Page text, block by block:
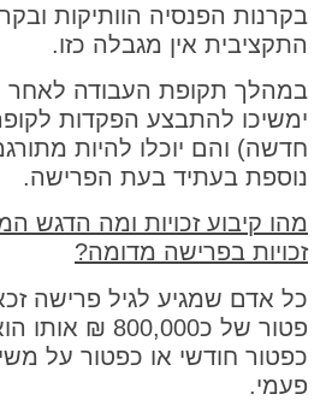
בקרנות הפנסיה הוותיקות
התקציבית אין מגבלה כזו.
במהלך תקופת העבודה לאחר
ימשיכו להתבצע הפקדות
חדשה) והם יוכלו להיות
נוספת בעתיד בעת הפרישה.
מהו קיבוע זכויות ומה הדגש
זכויות בפרישה מדומה?
כל אדם שמגיע לגיל פרישה
פטור של
כפטור חודשי או כפטור על
פעמי.